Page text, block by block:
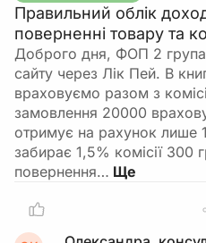
Правильний облік
поверненні товару та
Доброго дня, ФОП 2
сайту через Лік Пей. В
враховуємо разом з
замовлення 20000
отримує на рахунок лише
забирає 1,5% комісії 300
повернення…